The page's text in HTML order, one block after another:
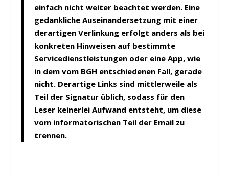
einfach nicht weiter beachtet werden. Eine
gedankliche Auseinandersetzung mit einer
derartigen Verlinkung erfolgt anders als bei
konkreten Hinweisen auf bestimmte
Servicedienstleistungen oder eine App, wie
in dem vom BGH entschiedenen Fall, gerade
nicht. Derartige Links sind mittlerweile als
Teil der Signatur üblich, sodass für den
Leser keinerlei Aufwand entsteht, um diese
vom informatorischen Teil der Email zu
trennen.